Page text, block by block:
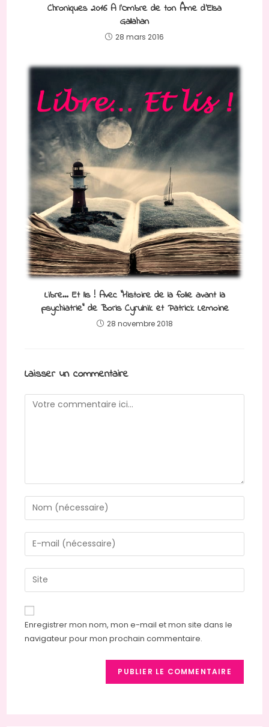
Chroniques 2016 A l’Ombre de ton Âme d’Elsa
Gallahan
28 mars 2016
Libre… Et lis ! Avec “Histoire de la folie avant la
psychiatrie” de Boris Cyrulnik et Patrick Lemoine
28 novembre 2018
Laisser un commentaire
Enregistrer mon nom, mon e-mail et mon site dans le
navigateur pour mon prochain commentaire.